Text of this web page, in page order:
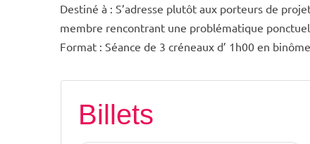
Destiné à : S’adresse plutôt aux porteurs de
membre rencontrant une problématique
Format : Séance de 3 créneaux d’ 1h00 en binôme
Billets